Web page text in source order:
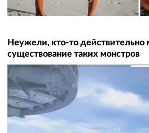
Неужели, кто-то действительно
существование таких монстров